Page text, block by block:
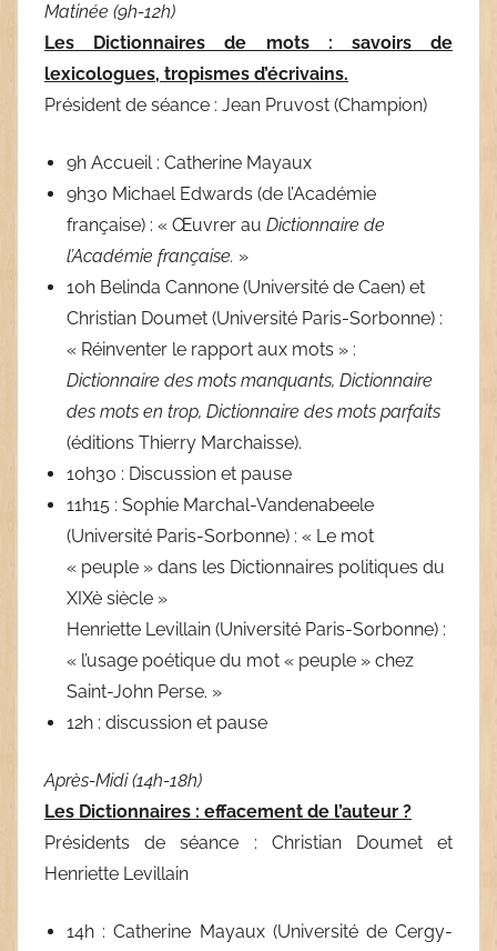
Matinée (9h-12h)
Les Dictionnaires de mots : savoirs de
lexicologues, tropismes d’écrivains.
Président de séance : Jean Pruvost (Champion)
9h Accueil : Catherine Mayaux
9h30 Michael Edwards (de l’Académie
française) : « Œuvrer au Dictionnaire de
l’Académie française. »
10h Belinda Cannone (Université de Caen) et
Christian Doumet (Université Paris-Sorbonne) :
« Réinventer le rapport aux mots » :
Dictionnaire des mots manquants, Dictionnaire
des mots en trop, Dictionnaire des mots parfaits
(éditions Thierry Marchaisse).
10h30 : Discussion et pause
11h15 : Sophie Marchal-Vandenabeele
(Université Paris-Sorbonne) : « Le mot
« peuple » dans les Dictionnaires politiques du
XIXè siècle »
Henriette Levillain (Université Paris-Sorbonne) :
« l’usage poétique du mot « peuple » chez
Saint-John Perse. »
12h : discussion et pause
Après-Midi (14h-18h)
Les Dictionnaires : effacement de l’auteur ?
Présidents de séance : Christian Doumet et
Henriette Levillain
14h : Catherine Mayaux (Université de Cergy-